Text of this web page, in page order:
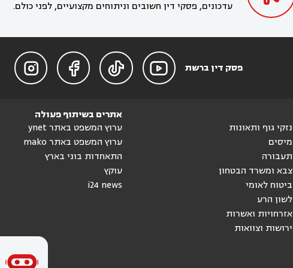
עדכונים, פסקי דין חשובים וניתוחים מקצועיים, לפני כולם.
פסק דין ברשת 



נזקי גוף ותאונות
מיסים
תעבורה
צבא ומשרד הבטחון
ביטוח לאומי
לשון הרע
אזרחויות ואשרות
ירושות וצוואות
אתרים בשיתוף פעולה
ערוץ המשפט באתר ynet
ערוץ המשפט באתר mako
התאחדות בוני בארץ
עוקץ
i24 news